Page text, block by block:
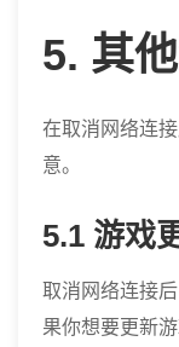
5. 其
在取消网络连
意。
5.1 游戏
取消网络连接
果你想要更新